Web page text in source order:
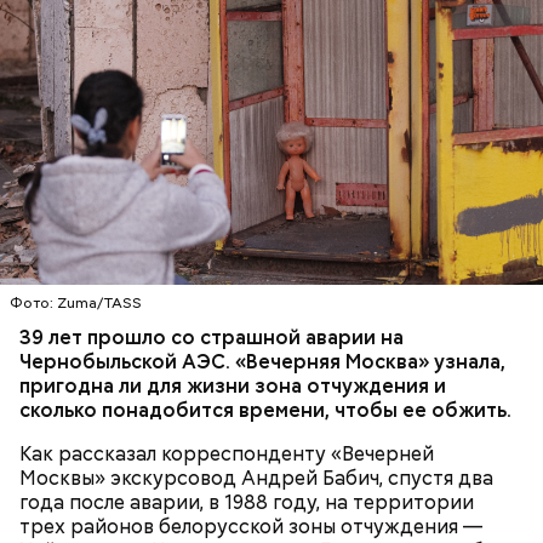
Фото: Zuma/TASS
39 лет прошло со страшной аварии на
Чернобыльской АЭС. «Вечерняя Москва» узнала,
пригодна ли для жизни зона отчуждения и
сколько понадобится времени, чтобы ее обжить.
Как рассказал корреспонденту «Вечерней
Москвы» экскурсовод Андрей Бабич, спустя два
года после аварии, в 1988 году, на территории
трех районов белорусской зоны отчуждения —
— Протяженность зоны отчуждения составляет
примерно 30 километров. Включает она несколько
районов Гомельской области. Понятное дело, что
территория под защитой, здесь строгий
пропускной режим и круглосуточное наблюдение,
— отметил Бабич.
БЕЛАРУСЬ ЧЕРНОБЫЛЬ
Часы Судного дня — прибыльный
проект